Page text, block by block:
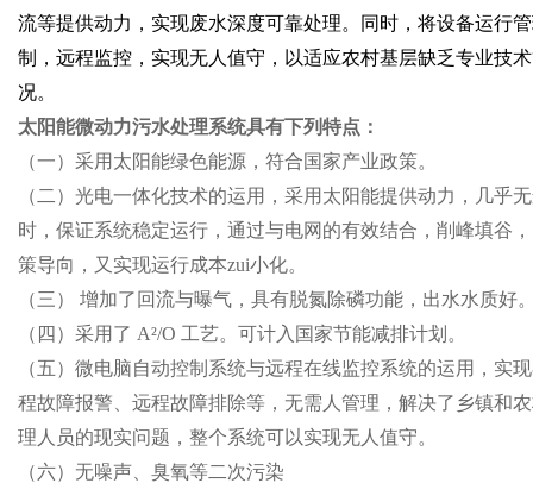
流等提供动力，实现废水深度可靠处理。同时，将设备运行
制，远程监控，实现无人值守，以适应农村基层缺乏专业技
况。
太阳能微动力污水处理系统具有下列特点：
（一）采用太阳能绿色能源，符合国家产业政策。
（二）光电一体化技术的运用，采用太阳能提供动力，几乎
时，保证系统稳定运行，通过与电网的有效结合，削峰填谷
策导向，又实现运行成本zui小化。
（三） 增加了回流与曝气，具有脱氮除磷功能，出水水质好
（四）采用了 A²/O 工艺。可计入国家节能减排计划。
（五）微电脑自动控制系统与远程在线监控系统的运用，实
程故障报警、远程故障排除等，无需人管理，解决了乡镇和
理人员的现实问题，整个系统可以实现无人值守。
（六）无噪声、臭氧等二次污染